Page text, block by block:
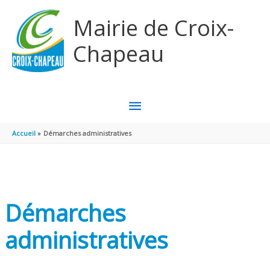
Mairie de Croix-
Chapeau
MENU
PRINCIPAL
Accueil Démarches administratives
Démarches
administratives